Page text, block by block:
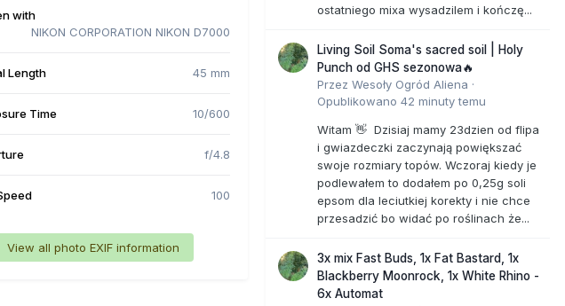
with
NIKON CORPORATION NIKON D7000
Length 45 mm
Time 10/600
f/4.8
100
View all photo EXIF information
ostatniego mixa wysadzilem i kończę...
Living Soil Soma's sacred soil | Holy
Punch od GHS sezonowa🔥
Przez Wesoły Ogród Aliena ·
Opublikowano 42 minuty temu
Witam 👋 Dzisiaj mamy 23dzien od flipa
i gwiazdeczki zaczynają powiększać
swoje rozmiary topów. Wczoraj kiedy je
podlewałem to dodałem po 0,25g soli
epsom dla leciutkiej korekty i nie chce
przesadzić bo widać po roślinach że...
3x mix Fast Buds, 1x Fat Bastard, 1x
Blackberry Moonrock, 1x White Rhino -
6x Automat